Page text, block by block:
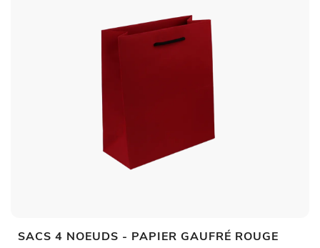
SACS 4 NOEUDS - PAPIER GAUFRÉ ROUGE